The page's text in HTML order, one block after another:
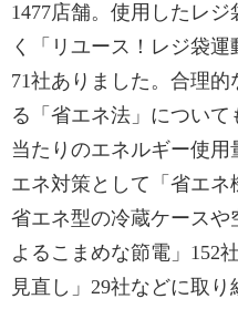
1477店舗。使用したレ
く「リユース！レジ袋
71社ありました。合理
る「省エネ法」について
当たりのエネルギー使用
エネ対策として「省エネ
省エネ型の冷蔵ケースや
よるこまめな節電」152
見直し」29社などに取